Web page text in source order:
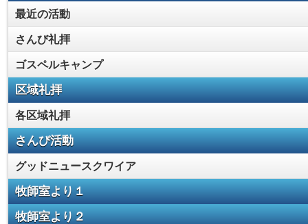
最近の活動
さんび礼拝
ゴスペルキャンプ
区域礼拝
各区域礼拝
さんび活動
グッドニュースクワイア
牧師室より１
牧師室より２